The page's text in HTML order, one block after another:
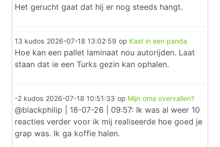
Het gerucht gaat dat hij er nog steeds hangt.
13 kudos 2026-07-18 13:02:59 op Kast in een panda
Hoe kan een pallet laminaat nou autorijden. Laat
staan dat ie een Turks gezin kan ophalen.
-2 kudos 2026-07-18 10:51:33 op Mijn oma overvallen?
@blackphilip | 18-07-26 | 09:57: Ik was al weer 10
reacties verder voor ik mij realiseerde hoe goed je
grap was. Ik ga koffie halen.